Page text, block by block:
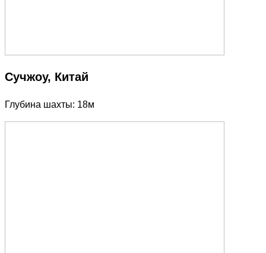
Сучжоу, Китай
Глубина шахты: 18м